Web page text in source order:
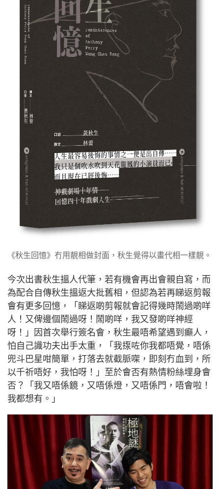
《秋生回憶》冇用靚相做封面，秋生覺得以畫代相一樣靚。
今次出書秋生搵人代筆，若有機會再出會親自寫，而
為配合自傳秋生搵返大批舊相，但認為若再睇返剪報
會有更多回憶，「睇返啲剪報就會記得幾時鬧過啲咩
人！又俾邊個鬧過呀！鬧啲咩，我又發啲咩神經
呀！」因首次舉行簽名會，秋生最唔希望遇到癲人，
怕自己識功夫出手太重，「我揼咗你我都唔覺，唔係
兜斗巴星咁簡單，打落去就截脈㗎，即刻冇血到，所
以千祈唔好，我怕呀！」至於會否有熱情粉絲埋身會
否？「我又唔係鏡，又唔係燈，又唔係門，唔會啦！
我都想有。」